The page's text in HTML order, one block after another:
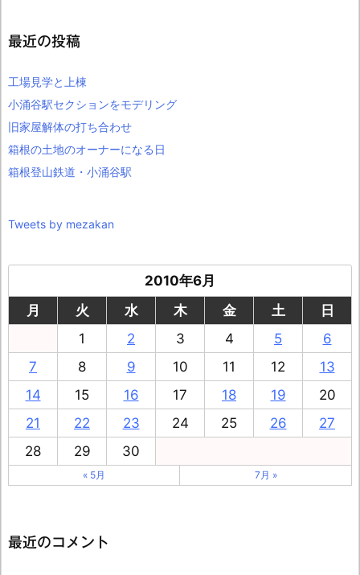
最近の投稿
工場見学と上棟
小涌谷駅セクションをモデリング
旧家屋解体の打ち合わせ
箱根の土地のオーナーになる日
箱根登山鉄道・小涌谷駅
Tweets by mezakan
2010年6月
月
火 水 木 金 土
日
1
2 3 4 5
6
7
8 9 10 11 12
13
14
15 16 17 18 19
20
21
22 23 24 25 26
27
28
29 30
« 5月 7月 »
最近のコメント